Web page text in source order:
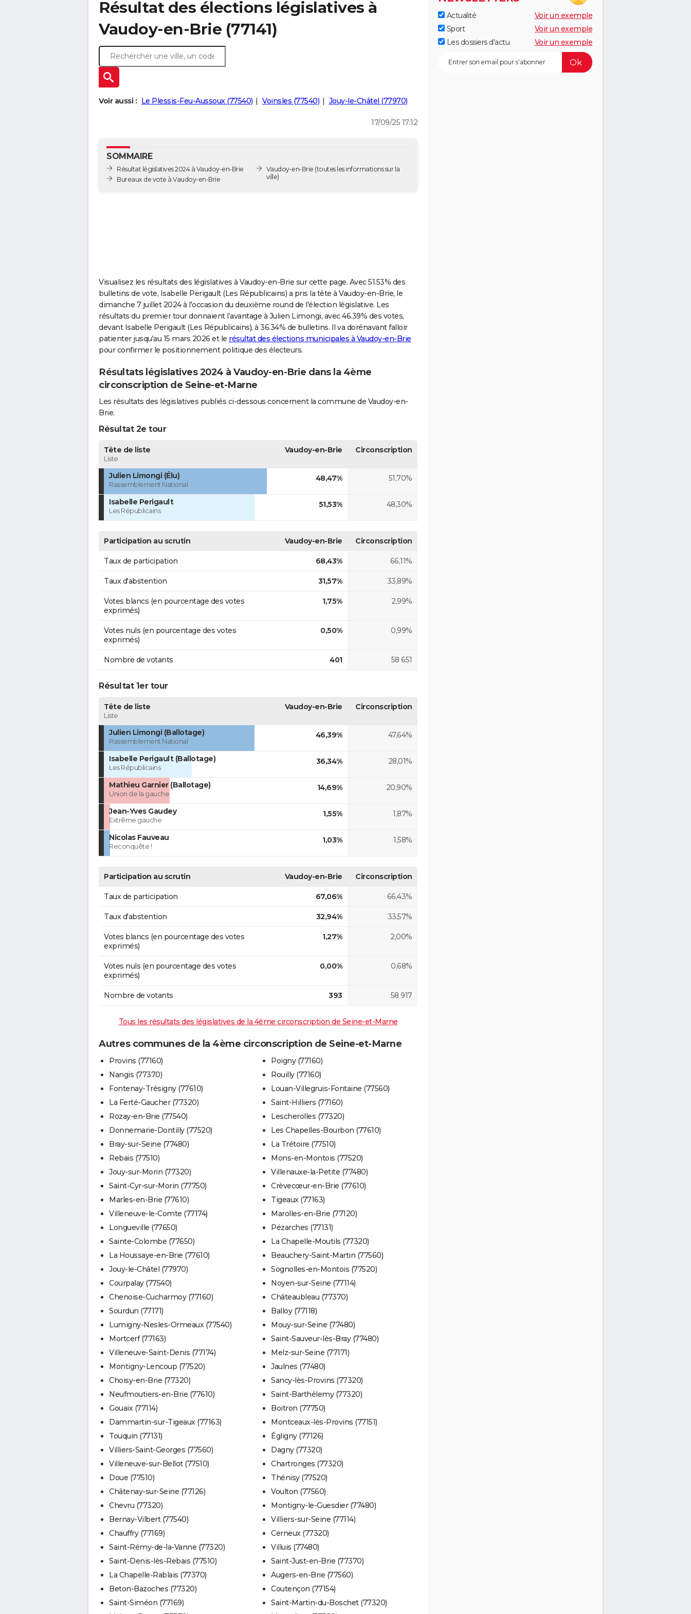
Résultat des élections législatives à
Vaudoy-en-Brie (77141)
Voir aussi : Le Plessis-Feu-Aussoux (77540) Voinsles (77540) Jouy-le-Châtel (77970)
17/09/25 17:12
SOMMAIRE
Résultat législatives 2024 à Vaudoy-en-Brie
Bureaux de vote à Vaudoy-en-Brie
Vaudoy-en-Brie (toutes les informations sur la
ville)
Visualisez les résultats des législatives à Vaudoy-en-Brie sur cette page. Avec 51.53% des
bulletins de vote, Isabelle Perigault (Les Républicains) a pris la tête à Vaudoy-en-Brie, le
dimanche 7 juillet 2024 à l'occasion du deuxième round de l'élection législative. Les
résultats du premier tour donnaient l’avantage à Julien Limongi, avec 46.39% des votes,
devant Isabelle Perigault (Les Républicains), à 36.34% de bulletins. Il va dorénavant falloir
patienter jusqu'au 15 mars 2026 et le résultat des élections municipales à Vaudoy-en-Brie
pour confirmer le positionnement politique des électeurs.
Résultats législatives 2024 à Vaudoy-en-Brie dans la 4ème
circonscription de Seine-et-Marne
Les résultats des législatives publiés ci-dessous concernent la commune de Vaudoy-en-
Brie.
Résultat 2e tour
Tête de liste
Liste
Vaudoy-en-Brie Circonscription
Julien Limongi (Élu)
Rassemblement National
48,47% 51,70%
Isabelle Perigault
Les Républicains
51,53% 48,30%
Participation au scrutin Vaudoy-en-Brie Circonscription
Taux de participation 68,43% 66,11%
Taux d'abstention 31,57% 33,89%
Votes blancs (en pourcentage des votes
exprimés)
1,75% 2,99%
Votes nuls (en pourcentage des votes
exprimés)
0,50% 0,99%
Nombre de votants 401 58 651
Résultat 1er tour
Tête de liste
Liste
Vaudoy-en-Brie Circonscription
Julien Limongi (Ballotage)
Rassemblement National
46,39% 47,64%
Isabelle Perigault (Ballotage)
Les Républicains
36,34% 28,01%
Mathieu Garnier (Ballotage)
Union de la gauche
14,69% 20,90%
Jean-Yves Gaudey
Extrême gauche
1,55% 1,87%
Nicolas Fauveau
Reconquête !
1,03% 1,58%
Participation au scrutin Vaudoy-en-Brie Circonscription
Taux de participation 67,06% 66,43%
Taux d'abstention 32,94% 33,57%
Votes blancs (en pourcentage des votes
exprimés)
1,27% 2,00%
Votes nuls (en pourcentage des votes
exprimés)
0,00% 0,68%
Nombre de votants 393 58 917
Tous les résultats des législatives de la 4ème circonscription de Seine-et-Marne
Autres communes de la 4ème circonscription de Seine-et-Marne
Provins (77160)
Nangis (77370)
Fontenay-Trésigny (77610)
La Ferté-Gaucher (77320)
Rozay-en-Brie (77540)
Donnemarie-Dontilly (77520)
Bray-sur-Seine (77480)
Rebais (77510)
Jouy-sur-Morin (77320)
Saint-Cyr-sur-Morin (77750)
Marles-en-Brie (77610)
Villeneuve-le-Comte (77174)
Longueville (77650)
Sainte-Colombe (77650)
La Houssaye-en-Brie (77610)
Jouy-le-Châtel (77970)
Courpalay (77540)
Chenoise-Cucharmoy (77160)
Sourdun (77171)
Lumigny-Nesles-Ormeaux (77540)
Mortcerf (77163)
Villeneuve-Saint-Denis (77174)
Montigny-Lencoup (77520)
Choisy-en-Brie (77320)
Neufmoutiers-en-Brie (77610)
Gouaix (77114)
Dammartin-sur-Tigeaux (77163)
Touquin (77131)
Villiers-Saint-Georges (77560)
Villeneuve-sur-Bellot (77510)
Doue (77510)
Châtenay-sur-Seine (77126)
Chevru (77320)
Bernay-Vilbert (77540)
Chauffry (77169)
Saint-Rémy-de-la-Vanne (77320)
Saint-Denis-lès-Rebais (77510)
La Chapelle-Rablais (77370)
Beton-Bazoches (77320)
Saint-Siméon (77169)
Poigny (77160)
Rouilly (77160)
Louan-Villegruis-Fontaine (77560)
Saint-Hilliers (77160)
Lescherolles (77320)
Les Chapelles-Bourbon (77610)
La Trétoire (77510)
Mons-en-Montois (77520)
Villenauxe-la-Petite (77480)
Crèvecœur-en-Brie (77610)
Tigeaux (77163)
Marolles-en-Brie (77120)
Pézarches (77131)
La Chapelle-Moutils (77320)
Beauchery-Saint-Martin (77560)
Sognolles-en-Montois (77520)
Noyen-sur-Seine (77114)
Châteaubleau (77370)
Balloy (77118)
Mouy-sur-Seine (77480)
Saint-Sauveur-lès-Bray (77480)
Melz-sur-Seine (77171)
Jaulnes (77480)
Sancy-lès-Provins (77320)
Saint-Barthélemy (77320)
Boitron (77750)
Montceaux-lès-Provins (77151)
Égligny (77126)
Dagny (77320)
Chartronges (77320)
Thénisy (77520)
Voulton (77560)
Montigny-le-Guesdier (77480)
Villiers-sur-Seine (77114)
Cerneux (77320)
Villuis (77480)
Saint-Just-en-Brie (77370)
Augers-en-Brie (77560)
Coutençon (77154)
Saint-Martin-du-Boschet (77320)
Actualité
Voir un exemple
Sport
Voir un exemple
Les dossiers d'actu
Voir un exemple